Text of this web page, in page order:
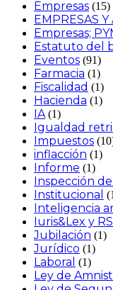
Empresas (15)
EMPRESAS
Empresas;
Estatuto del
Eventos (91)
Farmacia (1)
Fiscalidad (1)
Hacienda (1)
IA (1)
Igualdad
Impuestos
inflacción (1)
Informe (1)
Inspección
Institucional
Inteligencia
Iuris&Lex y
Jubilación (1)
Jurídico (1)
Laboral (1)
Ley de